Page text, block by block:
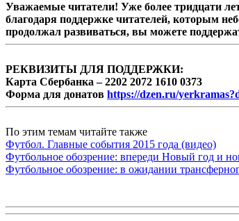
Уважаемые читатели! Уже более тридцати
благодаря поддержке читателей, которым
продолжал развиваться, вы можете
РЕКВИЗИТЫ ДЛЯ ПОДДЕРЖКИ:
Карта Сбербанка – 2202 2072 1610 0373
Форма для донатов https://dzen.ru/
По этим темам читайте также
Футбол. Главные события 2015 года (видео)
Футбольное обозрение: впереди Новый год и
Футбольное обозрение: в ожидании